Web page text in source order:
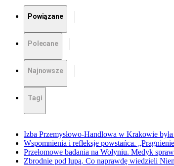
Powiązane
Polecane
Najnowsze
Tagi
Izba Przemysłowo-Handlowa w Krakowie
Wspomnienia i refleksje powstańca.
Przełomowe badania na Wołyniu. Medyk
Zbrodnie pod lupą. Co naprawdę wiedzieli